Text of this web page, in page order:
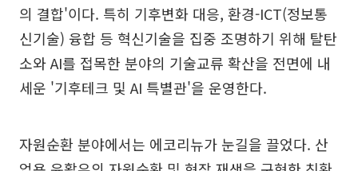
의 결합'이다. 특히 기후변화 대응, 환경-ICT(정보통
신기술) 융합 등 혁신기술을 집중 조명하기 위해 탈탄
소와 AI를 접목한 분야의 기술교류 확산을 전면에 내
세운 '기후테크 및 AI 특별관'을 운영한다.
자원순환 분야에서는 에코리뉴가 눈길을 끌었다. 산